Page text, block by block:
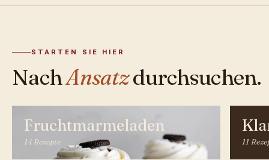
STARTEN SIE HIER
NachAnsatzdurchsuchen.
Fruchtmarmeladen
14 Rezepte 11